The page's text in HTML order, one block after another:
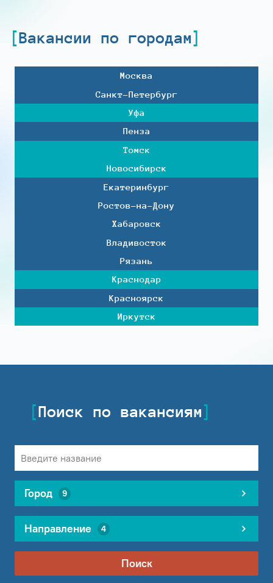
Вакансии по городам
Москва
Санкт-Петербург
Уфа
Пенза
Томск
Новосибирск
Екатеринбург
Ростов-на-Дону
Хабаровск
Владивосток
Рязань
Краснодар
Красноярск
Иркутск
Поиск по вакансиям
Город 9
Направление 4
Поиск